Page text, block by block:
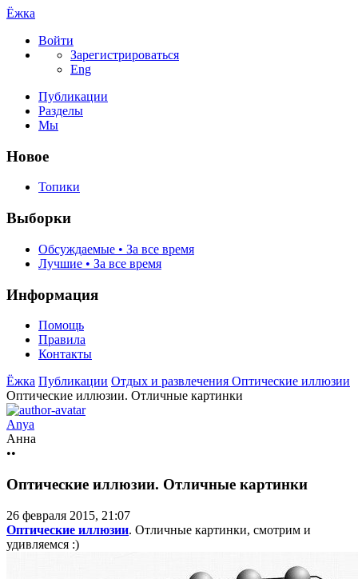
Ёжка
Войти
Зарегистрироваться
Eng
Публикации
Разделы
Мы
Новое
Топики
Выборки
Обсуждаемые • За все время
Лучшие • За все время
Информация
Помощь
Правила
Контакты
Ёжка Публикации Отдых и развлечения Оптические иллюзии
Оптические иллюзии. Отличные картинки
Anya
Анна
••
Оптические иллюзии. Отличные картинки
26 февраля 2015, 21:07
Оптические иллюзии. Отличные картинки, смотрим и
удивляемся :)